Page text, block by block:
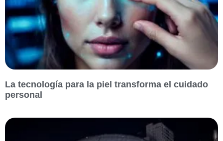
La tecnología para la piel transforma el cuidado
personal